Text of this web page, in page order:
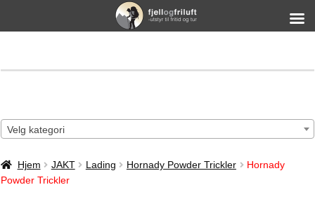
Velg kategori
Hjem JAKT Lading Hornady Powder Trickler
Hornady
Powder Trickler